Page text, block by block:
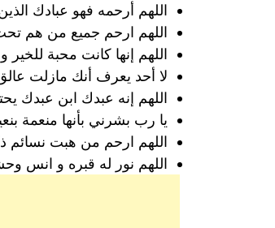
اللهم أرحمه فهو عبادك
اللهم ارحم جميع من هم
اللهم إنها كانت محبة
لا أحد يعرف أنك مازلت
اللهم إنه عبدك ابن عبدك
يا رب بشرني بأنها منعمة
اللهم ارحم من هبت نسائم
اللهم نور له قبره و انس